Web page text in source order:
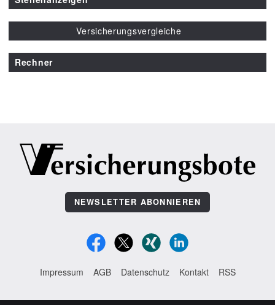
Versicherungsvergleiche
Rechner
NEWSLETTER ABONNIEREN
Impressum AGB Datenschutz Kontakt RSS